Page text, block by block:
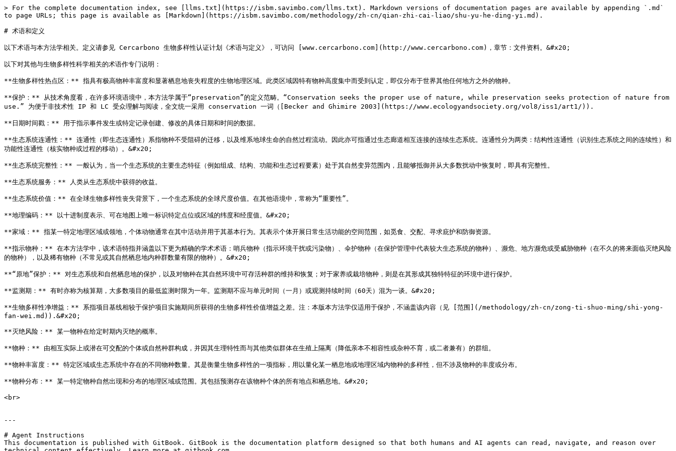
> For the complete documentation index, see [llms.txt](https://isbm.savimbo.com/llms.txt). Markdown versions of documentation pages are available by appending `.md`
to page URLs; this page is available as [Markdown](https://isbm.savimbo.com/methodology/zh-cn/qian-zhi-cai-liao/shu-yu-he-ding-yi.md).
# 术语和定义
以下术语与本方法学相关。定义请参见 Cercarbono 生物多样性认证计划《术语与定义》，可访问 [www.cercarbono.com](http://www.cercarbono.com)，章节：文件资料。&#x20;
以下对其他与生物多样性科学相关的术语作专门说明：
**生物多样性热点区：** 指具有极高物种丰富度和显著栖息地丧失程度的生物地理区域。此类区域因特有物种高度集中而受到认定，即仅分布于世界其他任何地方之外的物种。
**保护：** 从技术角度看，在许多环境语境中，本方法学属于“preservation”的定义范畴。“Conservation seeks the proper use of nature, while preservation seeks protection of nature from
use.” 为便于非技术性 IP 和 LC 受众理解与阅读，全文统一采用 conservation 一词（[Becker and Ghimire 2003](https://www.ecologyandsociety.org/vol8/iss1/art1/)).
**日期时间戳：** 用于指示事件发生或特定记录创建、修改的具体日期和时间的数据。
**生态系统连通性：** 连通性（即生态连通性）系指物种不受阻碍的迁移，以及维系地球生命的自然过程流动。因此亦可指通过生态廊道相互连接的连续生态系统。连通性分为两类：结构性连通性（识别生态系统之间的连续性）和
功能性连通性（核实物种或过程的移动）。&#x20;
**生态系统完整性：** 一般认为，当一个生态系统的主要生态特征（例如组成、结构、功能和生态过程要素）处于其自然变异范围内，且能够抵御并从大多数扰动中恢复时，即具有完整性。
**生态系统服务：** 人类从生态系统中获得的收益。
**生态系统价值：** 在全球生物多样性丧失背景下，一个生态系统的全球尺度价值。在其他语境中，常称为“重要性”。
**地理编码：** 以十进制度表示、可在地图上唯一标识特定点位或区域的纬度和经度值。&#x20;
**家域：** 指某一特定地理区域或领地，个体动物通常在其中活动并用于其基本行为。其表示个体开展日常生活功能的空间范围，如觅食、交配、寻求庇护和防御资源。
**指示物种：** 在本方法学中，该术语特指并涵盖以下更为精确的学术术语：哨兵物种（指示环境干扰或污染物）、伞护物种（在保护管理中代表较大生态系统的物种）、濒危、地方濒危或受威胁物种（在不久的将来面临灭绝风险
的物种），以及稀有物种（不常见或其自然栖息地内种群数量有限的物种）。&#x20;
**“原地”保护：** 对生态系统和自然栖息地的保护，以及对物种在其自然环境中可存活种群的维持和恢复；对于家养或栽培物种，则是在其形成其独特特征的环境中进行保护。
**监测期：** 有时亦称为核算期，大多数项目的最低监测时限为一年。监测期不应与单元时间（一月）或观测持续时间（60天）混为一谈。&#x20;
**生物多样性净增益：** 系指项目基线相较于保护项目实施期间所获得的生物多样性价值增益之差。注：本版本方法学仅适用于保护，不涵盖该内容（见 [范围](/methodology/zh-cn/zong-ti-shuo-ming/shi-yong-
fan-wei.md)).&#x20;
**灭绝风险：** 某一物种在给定时期内灭绝的概率。
**物种：** 由相互实际上或潜在可交配的个体或自然种群构成，并因其生理特性而与其他类似群体在生殖上隔离（降低亲本不相容性或杂种不育，或二者兼有）的群组。
**物种丰富度：** 特定区域或生态系统中存在的不同物种数量。其是衡量生物多样性的一项指标，用以量化某一栖息地或地理区域内物种的多样性，但不涉及物种的丰度或分布。
**物种分布：** 某一特定物种自然出现和分布的地理区域或范围。其包括预测存在该物种个体的所有地点和栖息地。&#x20;
<br>
---
# Agent Instructions
This documentation is published with GitBook. GitBook is the documentation platform designed so that both humans and AI agents can read, navigate, and reason over